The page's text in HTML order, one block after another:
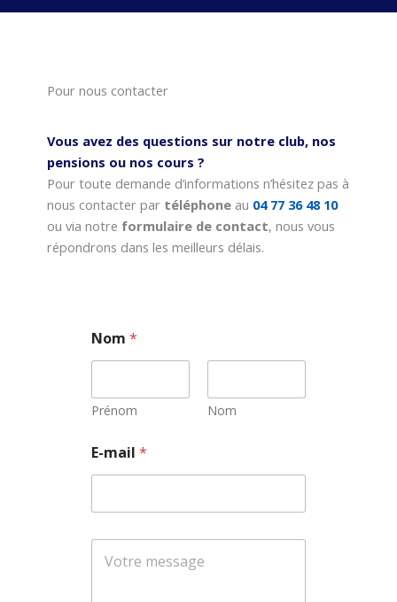
Pour nous contacter
Vous avez des questions sur notre club, nos
pensions ou nos cours ?
Pour toute demande d’informations n’hésitez pas à
nous contacter par téléphoneau 04 77 36 48 10
ou via notre formulaire de contact, nous vous
répondrons dans les meilleurs délais.
Nom*
Prénom Nom
N
o
E
m
E-mail*